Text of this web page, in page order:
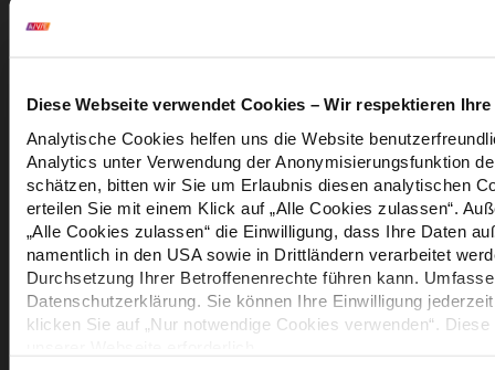
Diese Webseite verwendet Cookies – Wir respektieren
Analytische Cookies helfen uns die Website
Analytics unter Verwendung der Anonymisierungsfunktion
schätzen, bitten wir Sie um Erlaubnis diesen analytischen
erteilen Sie mit einem Klick auf „Alle Cookies zulassen“.
„Alle Cookies zulassen“ die Einwilligung, dass Ihre Daten
namentlich in den USA sowie in Drittländern verarbeitet
Durchsetzung Ihrer Betroffenenrechte führen kann.
Datenschutzerklärung. Sie können Ihre Einwilligung
klicken Sie auf „Nur notwendige Cookies verwenden“.
Downloads
AGB-L
ALB